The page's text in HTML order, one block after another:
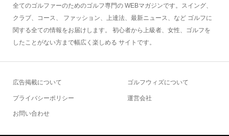
全てのゴルファーのためのゴルフ専門の WEBマガジンです。スイング、
クラブ、コース、 ファッション、上達法、最新ニュース、など ゴルフに
関する全ての情報をお届けします。 初心者から上級者、女性、ゴルフを
したことがない方まで幅広く楽しめる サイトです。
広告掲載について
プライバシーポリシー
お問い合わせ
ゴルフウィズについて
運営会社